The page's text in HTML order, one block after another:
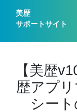
美歴
サポートサイト
【美歴
歴アプ
シート